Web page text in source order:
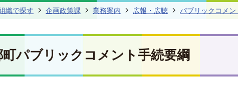
織で探す 企画政策課 業務案内 広報・広聴 パブリックコメン
町パブリックコメント手続要綱